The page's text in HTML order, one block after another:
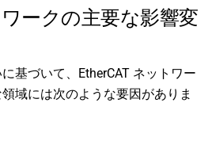
ークの主要な影響変
基づいて、EtherCAT ネットワー
域には次のような要因がありま